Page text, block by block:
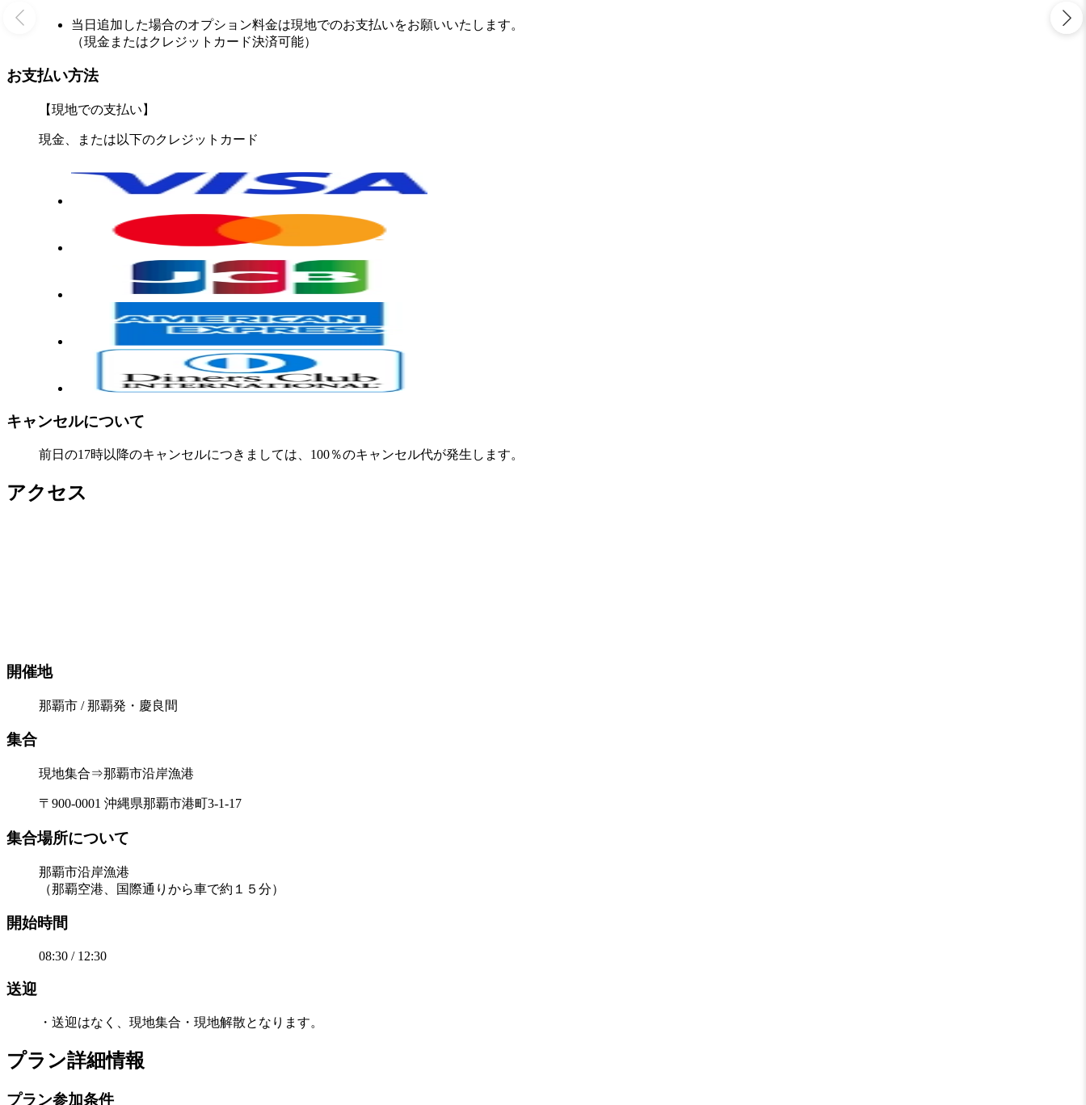
当日追加した場合のオプション料金は現地でのお支払いをお願いいたします。
（現金またはクレジットカード決済可能）
お支払い方法
【現地での支払い】
現金、または以下のクレジットカード
キャンセルについて
前日の17時以降のキャンセルにつきましては、100％のキャンセル代が発生します。
アクセス
開催地
那覇市 / 那覇発・慶良間
集合
現地集合⇒那覇市沿岸漁港
〒900-0001 沖縄県那覇市港町3-1-17
集合場所について
那覇市沿岸漁港
（那覇空港、国際通りから車で約１５分）
開始時間
08:30 / 12:30
送迎
・送迎はなく、現地集合・現地解散となります。
プラン詳細情報
プラン参加条件